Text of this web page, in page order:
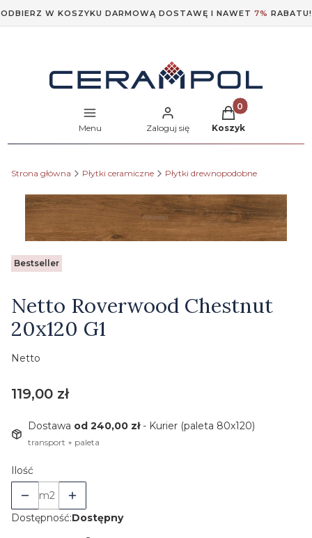
ODBIERZ W KOSZYKU DARMOWĄ DOSTAWĘ I NAWET 7% RABATU!
Menu Zaloguj się
Produkty w
Koszyk
Strona główna Płytki ceramiczne Płytki drewnopodobne
Etykiety
Bestseller
Netto Roverwood Chestnut
20x120 G1
Netto
Cena
119,00 zł
Dostawa od 240,00 zł- Kurier (paleta 80x120)
transport + paleta
Ilość
m2
Dostępność:Dostępny